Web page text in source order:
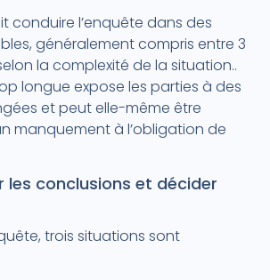
conduire l’enquête dans des
généralement compris entre 3
la complexité de la situation..
longue expose les parties à des
et peut elle-même être
manquement à l’obligation de
les conclusions et décider
trois situations sont